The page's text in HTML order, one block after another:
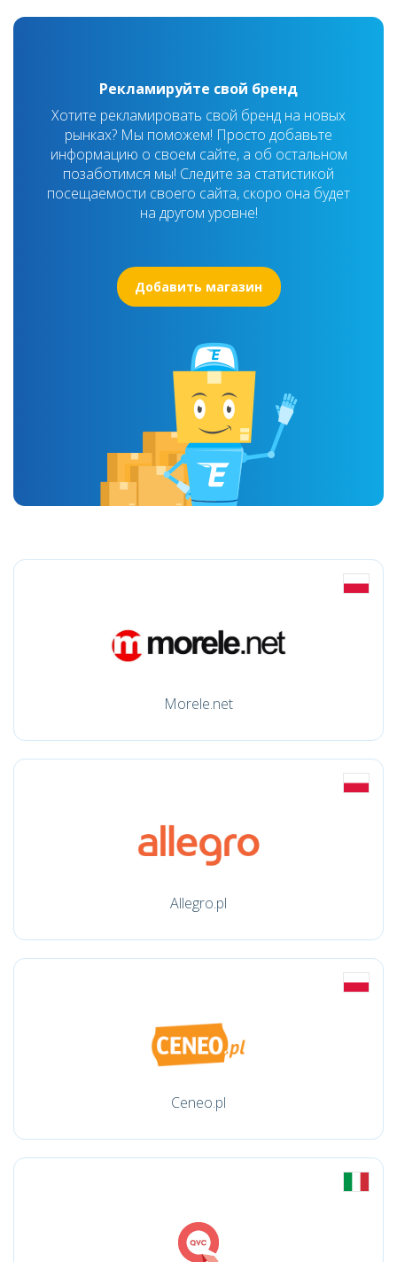
Рекламируйте свой бренд
Хотите рекламировать свой бренд на новых
рынках? Мы поможем! Просто добавьте
информацию о своем сайте, а об остальном
позаботимся мы! Следите за статистикой
посещаемости своего сайта, скоро она будет
на другом уровне!
Добавить магазин
Morele.net
Allegro.pl
Ceneo.pl